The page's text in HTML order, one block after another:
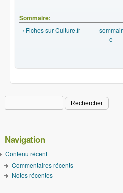
Sommaire:
‹ Fiches sur Culture.fr
sommair
e
Formulaire de recherche
Navigation
Contenu récent
Commentaires récents
Notes récentes